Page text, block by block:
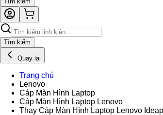
Tìm kiếm
Quay lại
Trang chủ
Lenovo
Cáp Màn Hình Laptop
Cáp Màn Hình Laptop Lenovo
Thay Cáp Màn Hình Laptop Lenovo